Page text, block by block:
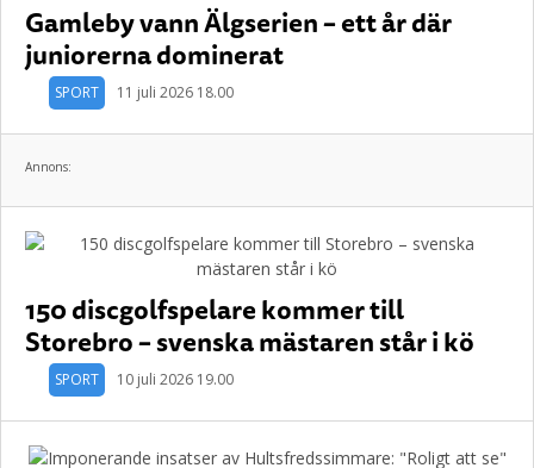
Gamleby vann Älgserien – ett år där
juniorerna dominerat
SPORT 11 juli 2026 18.00
Annons:
150 discgolfspelare kommer till
Storebro – svenska mästaren står i kö
SPORT 10 juli 2026 19.00